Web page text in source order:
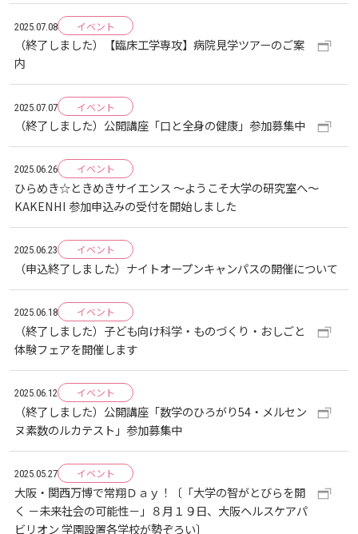
情報端末の必携化について
ビジュランクラウド
電子ブック・電子ジャーナルなど
電子ブックをさがす
電子ジャーナルをさがす
学外からのつかいかた
看護師・保健師国家試験対策
活動とイベント
利用講習会
学生図書委員の活動
施設案内
よくある質問
図書館だより『Library News』
呉キャンパス
学内向け専用ページ
広国ポータルサイト
広国LMS
2025.07.08 イベント
（終了しました）【臨床工学専攻】病院見学ツアーのご案
内
2025.07.07 イベント
（終了しました）公開講座「口と全身の健康」参加募集中
2025.06.26 イベント
ひらめき☆ときめきサイエンス ～ようこそ大学の研究室へ～
KAKENHI 参加申込みの受付を開始しました
2025.06.23 イベント
（申込終了しました）ナイトオープンキャンパスの開催について
2025.06.18 イベント
（終了しました）子ども向け科学・ものづくり・おしごと
体験フェアを開催します
2025.06.12 イベント
（終了しました）公開講座「数学のひろがり54・メルセン
ヌ素数のルカテスト」参加募集中
2025.05.27 イベント
大阪・関西万博で常翔Ｄａｙ！〔「大学の智がとびらを開
く －未来社会の可能性－」８月１９日、大阪ヘルスケアパ
ビリオン 学園設置各学校が勢ぞろい〕